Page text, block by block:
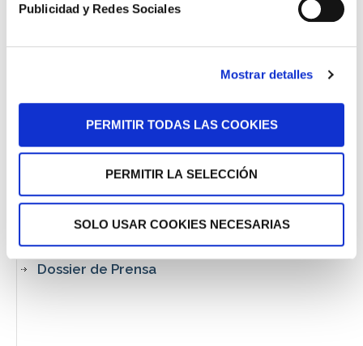
Publicidad y Redes Sociales
Mostrar detalles
PERMITIR TODAS LAS COOKIES
PERMITIR LA SELECCIÓN
SOLO USAR COOKIES NECESARIAS
Especial Guardia Civil
Especial Militares
Especial CNP y Policía Local
Nuestras Sentencias
Áreas de Práctica
Dossier de Prensa